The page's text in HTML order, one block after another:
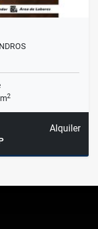
2
Alquiler